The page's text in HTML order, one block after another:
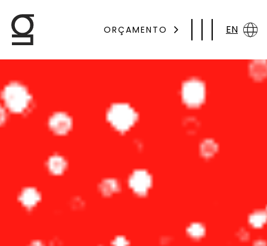
ORÇAMENTO EN